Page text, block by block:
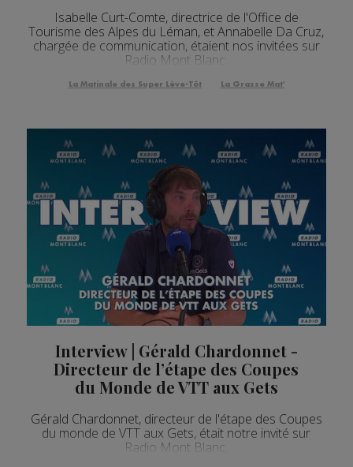
Isabelle Curt-Comte, directrice de l'Office de
Tourisme des Alpes du Léman, et Annabelle Da Cruz,
chargée de communication, étaient nos invitées sur
Radio Mont Blanc.
La Matinale des Super Lève-Tôt La Grasse Mat'
Interview | Gérald Chardonnet -
Directeur de l’étape des Coupes
du Monde de VTT aux Gets
Gérald Chardonnet, directeur de l'étape des Coupes
du monde de VTT aux Gets, était notre invité sur
Radio Mont Blanc.